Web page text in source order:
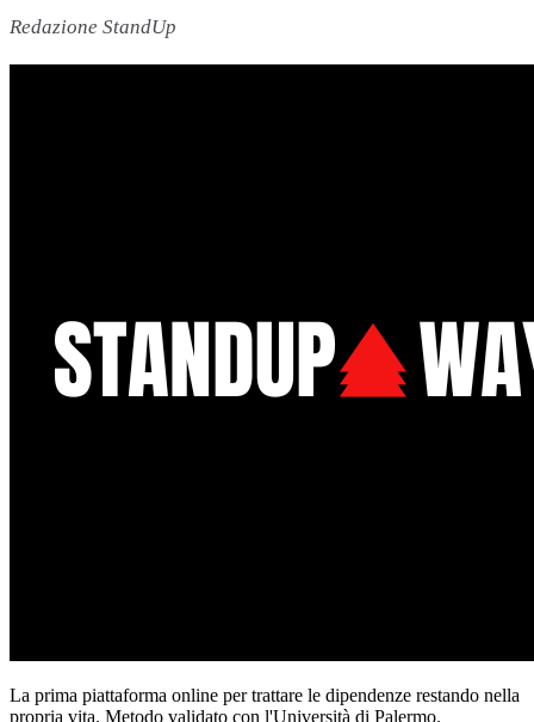
Redazione StandUp
La prima piattaforma online per trattare le dipendenze restando nella
propria vita. Metodo validato con l'Università di Palermo.